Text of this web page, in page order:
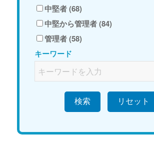
中堅者 (68)
中堅から管理者 (84)
管理者 (58)
キーワード
検索